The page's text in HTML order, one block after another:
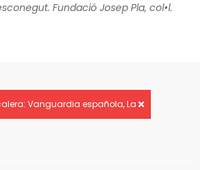
Fundació Josep Pla, col•l.
Vanguardia española, La